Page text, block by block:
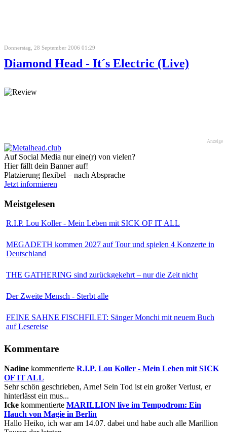
Donnerstag, 28 September 2006 01:29
Diamond Head - It´s Electric (Live)
Anzeige
Auf Social Media nur eine(r) von vielen?
Hier fällt dein Banner auf!
Platzierung flexibel – nach Absprache
Jetzt informieren
Meistgelesen
R.I.P. Lou Koller - Mein Leben mit SICK OF IT ALL
MEGADETH kommen 2027 auf Tour und spielen 4 Konzerte in
Deutschland
THE GATHERING sind zurückgekehrt – nur die Zeit nicht
Der Zweite Mensch - Sterbt alle
FEINE SAHNE FISCHFILET: Sänger Monchi mit neuem Buch
auf Lesereise
Kommentare
Nadine kommentierte R.I.P. Lou Koller - Mein Leben mit SICK
OF IT ALL
Sehr schön geschrieben, Arne! Sein Tod ist ein großer Verlust, er
hinterlässt ein mus...
Icke kommentierte MARILLION live im Tempodrom: Ein
Hauch von Magie in Berlin
Hallo Heiko, ich war am 14.07. dabei und habe auch alle Marillion